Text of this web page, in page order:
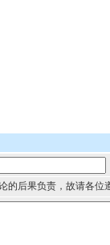
的后果负责，故请各位